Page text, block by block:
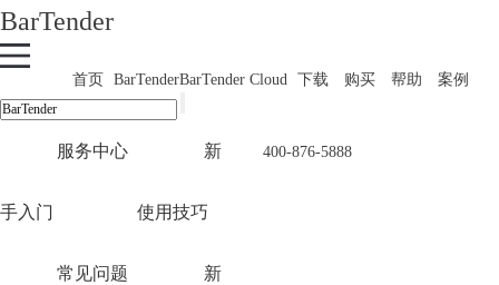
BarTender
首页 BarTenderBarTender Cloud 下载 购买 帮助 案例
400-876-5888
服务中心 新
手入门 使用技巧
常见问题 新